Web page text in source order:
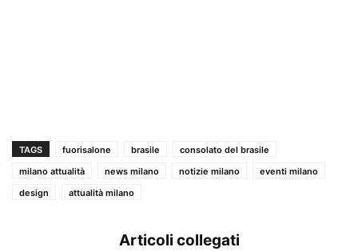
TAGS fuorisalone brasile
consolato del brasile
milano attualità
news milano notizie milano
eventi milano
design
attualità milano
Articoli collegati